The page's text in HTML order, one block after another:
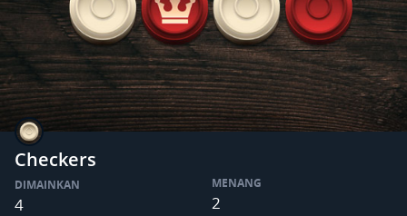
Checkers
DIMAINKAN
4
MENANG
2